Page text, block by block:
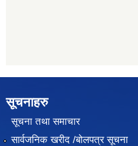
सूचनाहरु
सूचना तथा समाचार
सार्वजनिक खरीद /बोलपत्र सूचना